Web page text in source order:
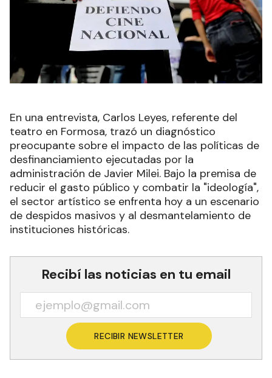
En una entrevista, Carlos Leyes, referente del
teatro en Formosa, trazó un diagnóstico
preocupante sobre el impacto de las políticas de
desfinanciamiento ejecutadas por la
administración de Javier Milei. Bajo la premisa de
reducir el gasto público y combatir la "ideología",
el sector artístico se enfrenta hoy a un escenario
de despidos masivos y al desmantelamiento de
instituciones históricas.
Recibí las noticias en tu email
RECIBIR NEWSLETTER